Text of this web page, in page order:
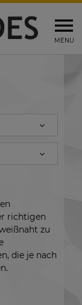
MENU
richtigen
zu
die je nach